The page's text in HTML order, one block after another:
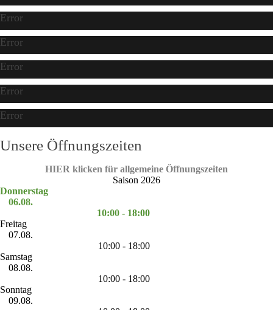
Error
Error
Error
Error
Error
Unsere Öffnungszeiten
HIER klicken für allgemeine Öffnungszeiten
Saison 2026
Donnerstag
06.08.
10:00 - 18:00
Freitag
07.08.
10:00 - 18:00
Samstag
08.08.
10:00 - 18:00
Sonntag
09.08.